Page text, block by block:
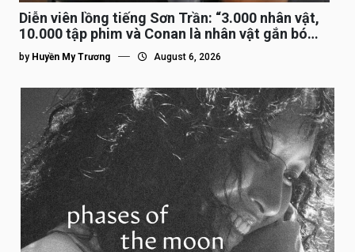
Diễn viên lồng tiếng Sơn Trần: “3.000 nhân vật,
10.000 tập phim và Conan là nhân vật gắn bó
lâu nhất”
by Huyền My Trương August 6, 2026